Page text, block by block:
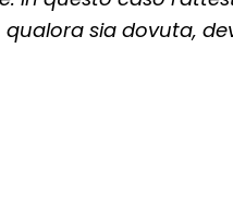
sia dovuta,